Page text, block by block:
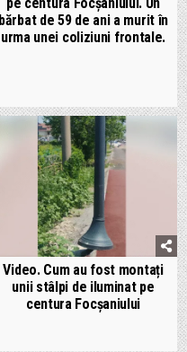
bărbat de 59 de ani a murit în
urma unei coliziuni frontale.
Video. Cum au fost montați
unii stâlpi de iluminat pe
centura Focșaniului